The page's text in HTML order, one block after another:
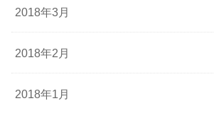
2018年3月
2018年2月
2018年1月